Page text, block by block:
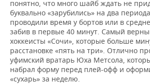
понятно, что много шайб ждать не
буквально «зарубились» на два
проводили время у бортов или в
забив в первые 40 минут. Самый
хоккеисты «Сочи», которые больше
расстановке «пять на три». Отлично
уфимский вратарь Юха Метсола,
набрал форму перед плей-офф и
«сухарь» за неделю.